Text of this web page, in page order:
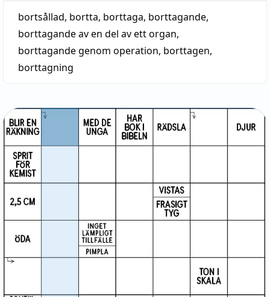
bortsållad, bortta, borttaga, borttagande,
borttagande av en del av ett organ,
borttagande genom operation, borttagen,
borttagning